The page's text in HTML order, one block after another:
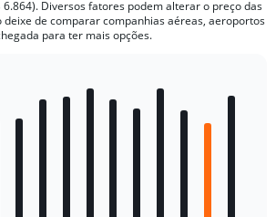
6.864). Diversos fatores podem alterar o preço das
deixe de comparar companhias aéreas, aeroportos
para ter mais opções.